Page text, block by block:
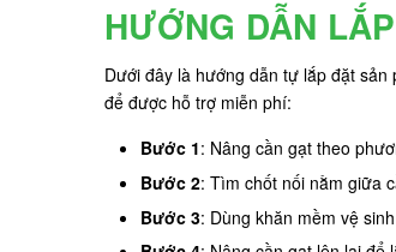
HƯỚNG DẪN
Dưới đây là hướng dẫn tự lắp đặt
để được hỗ trợ miễn phí:
Bước 1: Nâng cần gạt theo
Bước 2: Tìm chốt nối nằm giữa
Bước 3: Dùng khăn mềm vệ